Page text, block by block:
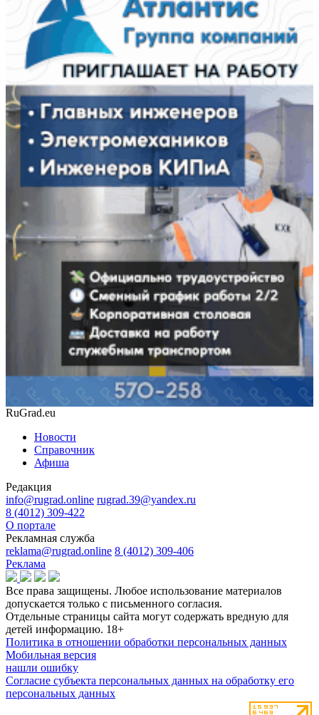
RuGrad.eu
Новости
Справочник
Афиша
Редакция
info@rugrad.online rugrad.39@yandex.ru
8 (4012) 309-422
О портале
Рекламная служба
reklama@rugrad.online 8 (4012) 309-406
Реклама
Все права защищены. Любое использование материалов
допускается только с письменного согласия.
Отдельные страницы сайта могут содержать вредную для
детей информацию. 18+
Политика в отношении обработки персональных данных
Мобильная версия
нашли ошибку
Согласие субъекта персональных данных на обработку его
персональных данных